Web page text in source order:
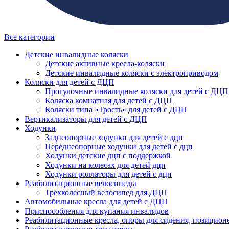
Все категории
Детские инвалидные коляски
Детские активные кресла-коляски
Детские инвалидные коляски с электроприводом
Коляски для детей с ДЦП
Прогулочные инвалидные коляски для детей с ДЦП
Коляска комнатная для детей с ДЦП
Коляски типа «Трость» для детей с ДЦП
Вертикализаторы для детей с ДЦП
Ходунки
Заднеопорные ходунки для детей с дцп
Переднеопорные ходунки для детей с дцп
Ходунки детские дцп с поддержкой
Ходунки на колесах для детей дцп
Ходунки роллаторы для детей с дцп
Реабилитационные велосипеды
Трехколесный велосипед для ДЦП
Автомобильные кресла для детей с ДЦП
Приспособления для купания инвалидов
Реабилитационные кресла, опоры для сидения,